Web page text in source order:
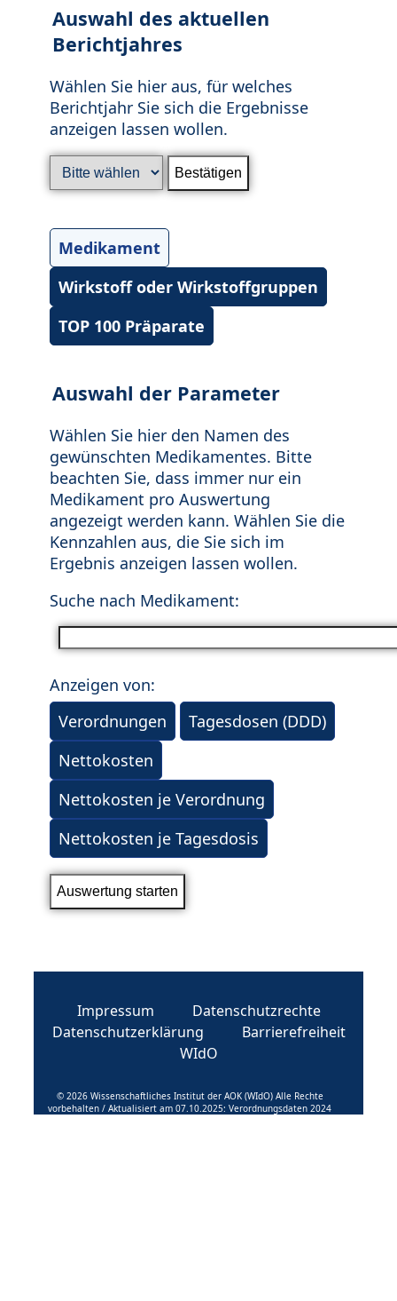
Auswahl des aktuellen
Berichtjahres
Wählen Sie hier aus, für welches
Berichtjahr Sie sich die Ergebnisse
anzeigen lassen wollen.
Medikament
Wirkstoff oder Wirkstoffgruppen
TOP 100 Präparate
Auswahl der Parameter
Wählen Sie hier den Namen des
gewünschten Medikamentes. Bitte
beachten Sie, dass immer nur ein
Medikament pro Auswertung
angezeigt werden kann. Wählen Sie die
Kennzahlen aus, die Sie sich im
Ergebnis anzeigen lassen wollen.
Suche nach Medikament:
Anzeigen von:
Verordnungen
Tagesdosen (DDD)
Nettokosten
Nettokosten je Verordnung
Nettokosten je Tagesdosis
Impressum
Datenschutzrechte
Datenschutzerklärung
Barrierefreiheit
WIdO
© 2026 Wissenschaftliches Institut der AOK (WIdO) Alle Rechte
vorbehalten / Aktualisiert am 07.10.2025: Verordnungsdaten 2024